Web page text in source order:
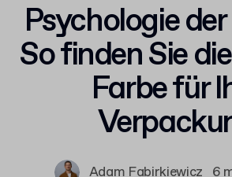
Psychologie
So finden Sie
Farbe für
Adam Fabirkiewicz 6